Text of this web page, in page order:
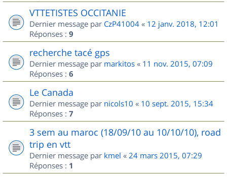
VTTETISTES OCCITANIE
Dernier message par CzP41004 « 12 janv. 2018, 12:01
Réponses : 9
recherche tacé gps
Dernier message par markitos « 11 nov. 2015, 07:09
Réponses : 6
Le Canada
Dernier message par nicols10 « 10 sept. 2015, 15:34
Réponses : 7
3 sem au maroc (18/09/10 au 10/10/10), road
trip en vtt
Dernier message par kmel « 24 mars 2015, 07:29
Réponses : 1